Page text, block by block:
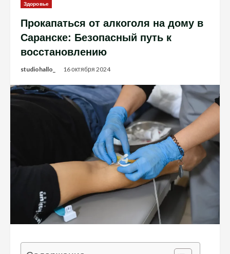
Здоровье
Прокапаться от алкоголя на дому в
Саранске: Безопасный путь к
восстановлению
studiohallo_ 16 октября 2024